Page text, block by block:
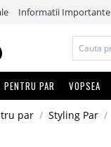
Informatii Importante
PENTRU PAR VOPSEA
par / Styling Par /